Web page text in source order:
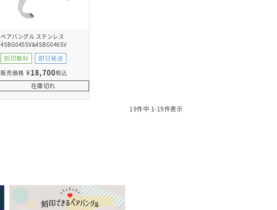
ペアバングル ステンレス
4SBG045SV&4SBG046SV
刻印無料 即日発送
販売価格 ¥18,700税込
在庫切れ
19件中 1 -19件表示